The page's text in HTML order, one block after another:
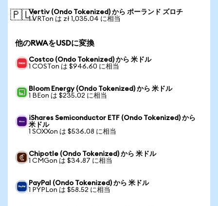
🇵🇱Vertiv (Ondo Tokenized) から ポーランド ズロチ
1 VRTon は zł 1,035.04 に相当
他のRWAをUSDに変換
Costco (Ondo Tokenized) から 米ドル
1 COSTon は $946.60 に相当
Bloom Energy (Ondo Tokenized) から 米ドル
1 BEon は $235.02 に相当
iShares Semiconductor ETF (Ondo Tokenized) から
米ドル
1 SOXXon は $536.08 に相当
Chipotle (Ondo Tokenized) から 米ドル
1 CMGon は $34.87 に相当
PayPal (Ondo Tokenized) から 米ドル
1 PYPLon は $58.52 に相当